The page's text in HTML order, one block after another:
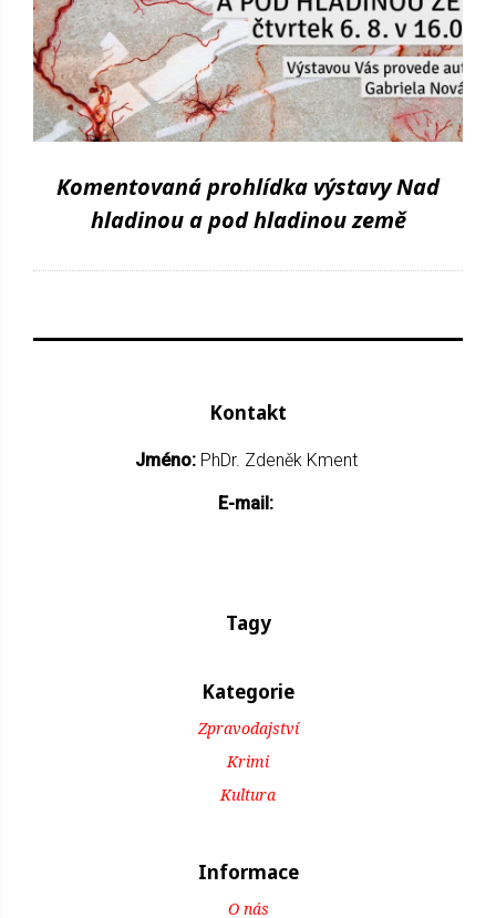
Komentovaná prohlídka výstavy Nad
hladinou a pod hladinou země
Kontakt
Jméno: PhDr. Zdeněk Kment
E-mail:
Tagy
Kategorie
Zpravodajství
Krimi
Kultura
Informace
O nás